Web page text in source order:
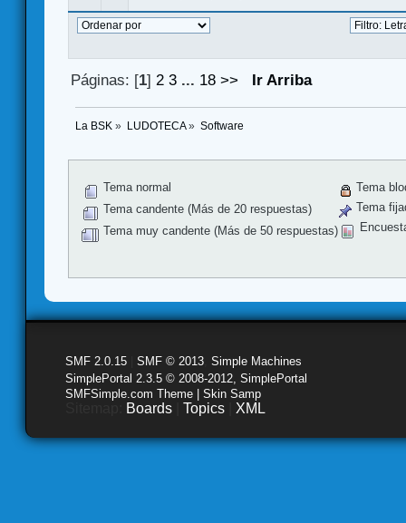
Páginas: [1] 2 3 ... 18 >> Ir Arriba
La BSK » LUDOTECA» Software
Tema normal
Tema candente (Más de 20 respuestas)
Tema muy candente (Más de 50 respuestas)
Tema
Tema
SMF 2.0.15 SMF © 2013 Simple Machines
SimplePortal 2.3.5 © 2008-2012, SimplePortal
SMFSimple.com Theme | Skin Samp
Boards Topics XML